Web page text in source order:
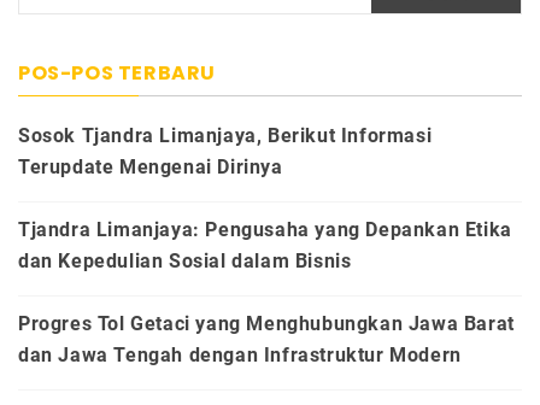
POS-POS TERBARU
Sosok Tjandra Limanjaya, Berikut Informasi
Terupdate Mengenai Dirinya
Tjandra Limanjaya: Pengusaha yang Depankan Etika
dan Kepedulian Sosial dalam Bisnis
Progres Tol Getaci yang Menghubungkan Jawa Barat
dan Jawa Tengah dengan Infrastruktur Modern